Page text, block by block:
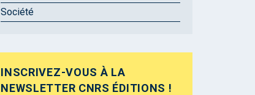
Société
INSCRIVEZ-VOUS À LA
NEWSLETTER CNRS ÉDITIONS !